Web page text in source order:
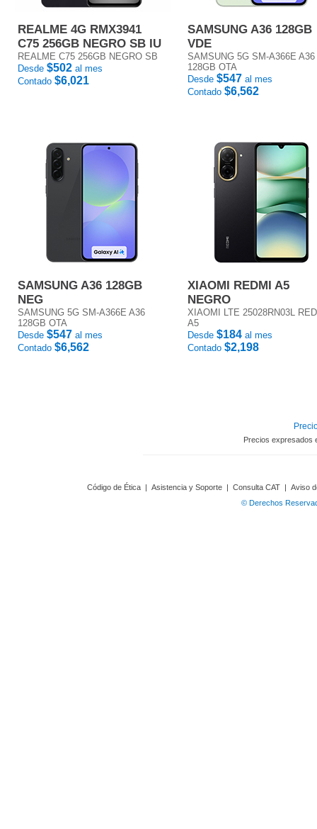
REALME 4G RMX3941
C75 256GB NEGRO SB IU
REALME C75 256GB NEGRO SB
Desde $502 al mes
Contado $6,021
SAMSUNG A36 128GB
VDE
SAMSUNG 5G SM-A366E A36
128GB OTA
Desde $547 al mes
Contado $6,562
SAMSUNG A36 128GB
NEG
SAMSUNG 5G SM-A366E A36
128GB OTA
Desde $547 al mes
Contado $6,562
XIAOMI REDMI A5
NEGRO
XIAOMI LTE 25028RN03L
A5
Desde $184 al mes
Contado $2,198
Precios expresados
Código de Ética | Asistencia y Soporte | Consulta CAT | Aviso
© Derechos